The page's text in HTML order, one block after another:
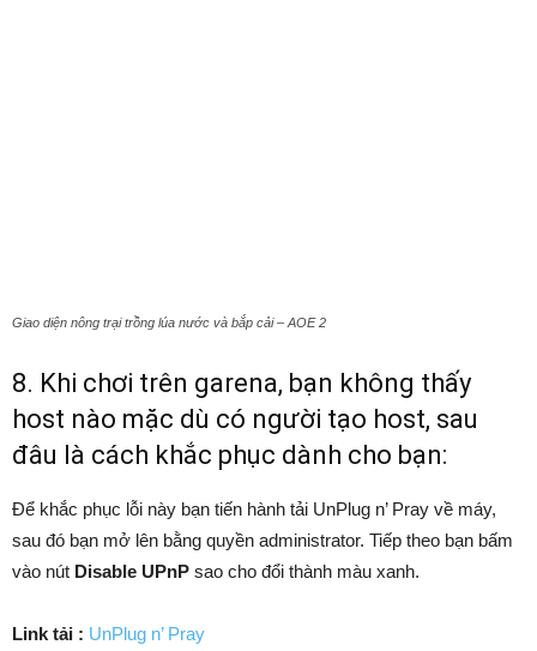
Giao diện nông trại trồng lúa nước và bắp cải – AOE 2
8. Khi chơi trên garena, bạn không thấy
host nào mặc dù có người tạo host, sau
đâu là cách khắc phục dành cho bạn:
Để khắc phục lỗi này bạn tiến hành tải UnPlug n’ Pray về máy,
sau đó bạn mở lên bằng quyền administrator. Tiếp theo bạn bấm
vào nút Disable UPnP sao cho đổi thành màu xanh.
Link tải : UnPlug n’ Pray